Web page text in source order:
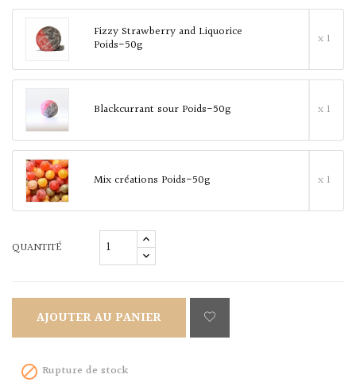
Fizzy Strawberry and Liquorice
Poids-50g x 1
Blackcurrant sour Poids-50g x 1
Mix créations Poids-50g x 1
QUANTITÉ
AJOUTER AU PANIER
 Rupture de stock